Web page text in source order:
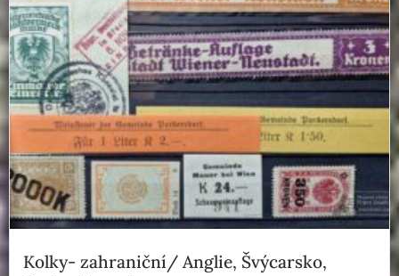
Kolky- zahraniční/ Anglie, Švýcarsko,